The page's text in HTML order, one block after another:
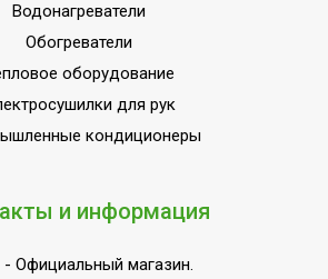
Водонагреватели
Обогреватели
оборудование
для рук
кондиционеры
и информация
- Официальный магазин.